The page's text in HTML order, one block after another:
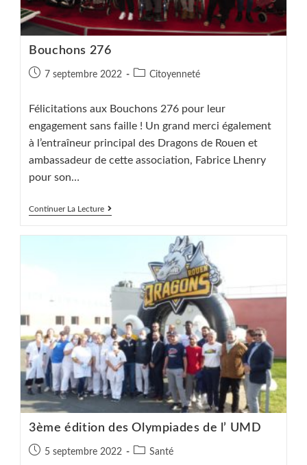
Bouchons 276
Publication
7 septembre 2022
PostCitoyenneté
Félicitations aux Bouchons 276 pour leur
engagement sans faille ! Un grand merci également
à l’entraîneur principal des Dragons de Rouen et
ambassadeur de cette association, Fabrice Lhenry
pour son…
Continuer La LectureBouchons
3ème édition des Olympiades de l’ UMD
Publication
5 septembre 2022
PostSanté